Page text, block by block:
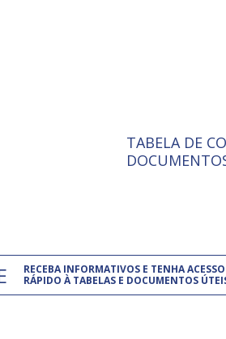
ISO 9001:
A
TABELA DE
RECEBA INFORMATIVOS E TENHA ACESSO
RÁPIDO À TABELAS E DOCUMENTOS